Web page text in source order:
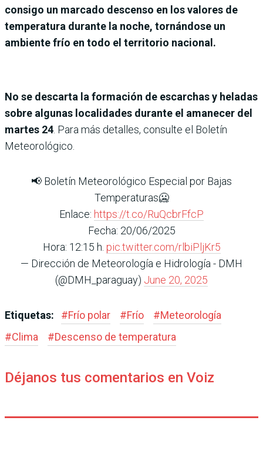
consigo un marcado descenso en los valores de
temperatura durante la noche, tornándose un
ambiente frío en todo el territorio nacional.
No se descarta la formación de escarchas y heladas
sobre algunas localidades durante el amanecer del
martes 24 . Para más detalles, consulte el Boletín
Meteorológico.
📢 Boletín Meteorológico Especial por Bajas
Temperaturas🥶
Enlace: https://t.co/RuQcbrFfcP
Fecha: 20/06/2025
Hora: 12:15 h. pic.twitter.com/rlbiPljKr5
— Dirección de Meteorología e Hidrología - DMH
(@DMH_paraguay) June 20, 2025
Etiquetas: #Frío polar #Frío #Meteorología
#Clima #Descenso de temperatura
Déjanos tus comentarios en Voiz